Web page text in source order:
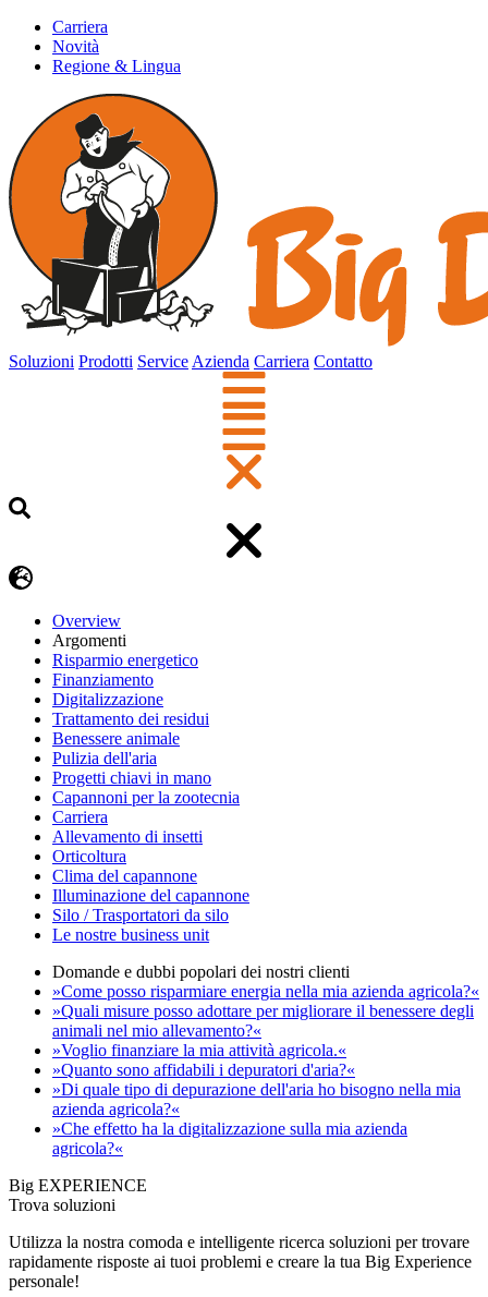
Carriera
Novità
Regione & Lingua
Soluzioni Prodotti Service Azienda Carriera Contatto
Overview
Argomenti
Risparmio energetico
Finanziamento
Digitalizzazione
Trattamento dei residui
Benessere animale
Pulizia dell'aria
Progetti chiavi in mano
Capannoni per la zootecnia
Carriera
Allevamento di insetti
Orticoltura
Clima del capannone
Illuminazione del capannone
Silo / Trasportatori da silo
Le nostre business unit
Domande e dubbi popolari dei nostri clienti
»Come posso risparmiare energia nella mia azienda agricola?«
»Quali misure posso adottare per migliorare il benessere degli
animali nel mio allevamento?«
»Voglio finanziare la mia attività agricola.«
»Quanto sono affidabili i depuratori d'aria?«
»Di quale tipo di depurazione dell'aria ho bisogno nella mia
azienda agricola?«
»Che effetto ha la digitalizzazione sulla mia azienda
agricola?«
Big EXPERIENCE
Trova soluzioni
Utilizza la nostra comoda e intelligente ricerca soluzioni per trovare
rapidamente risposte ai tuoi problemi e creare la tua Big Experience
personale!